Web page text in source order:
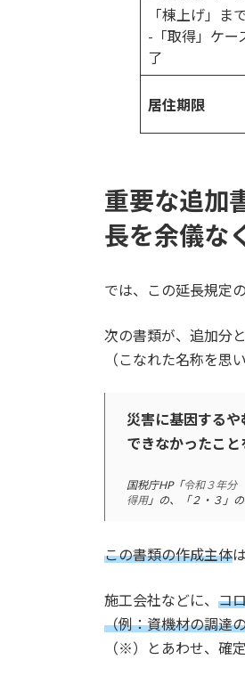
「棟上げ」ま
-「取得」ケー
了
居住期限
重要な追加
長を余儀な
では、この延長規定
次の書類が、追加分
（こなれた名称を思
災害に基因する
できなかったこ
国税庁HP「令和３年分
得用」の、「２・３」
この書類の作成主体
施工会社などに、 コ
（例：資機材の調達
（※）とあわせ、確